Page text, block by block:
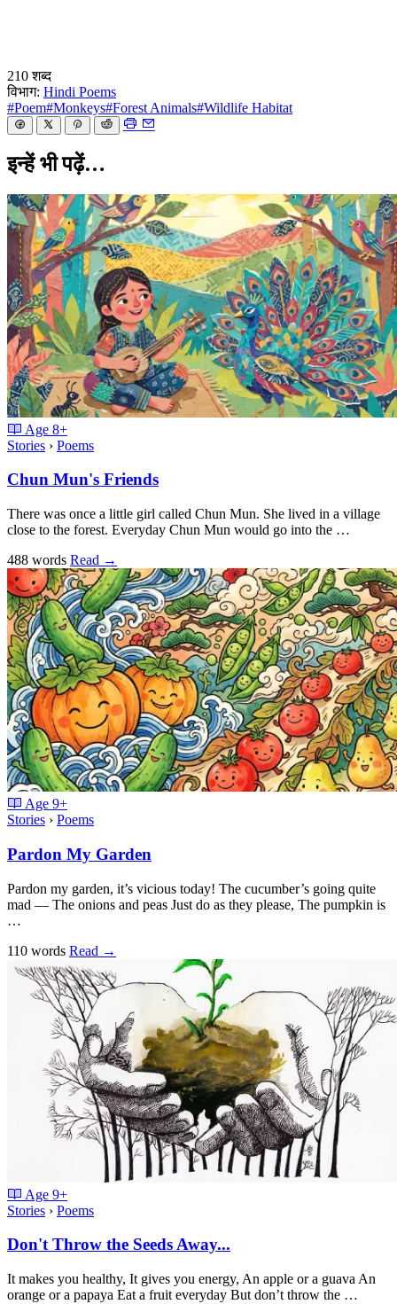
210 शब्द
विभाग: Hindi Poems
#Poem#Monkeys#Forest Animals#Wildlife Habitat
इन्हें भी पढ़ें…
Age 8+
Stories › Poems
Chun Mun's Friends
There was once a little girl called Chun Mun. She lived in a village
close to the forest. Everyday Chun Mun would go into the …
488 words Read →
Age 9+
Stories › Poems
Pardon My Garden
Pardon my garden, it’s vicious today! The cucumber’s going quite
mad — The onions and peas Just do as they please, The pumpkin is
…
110 words Read →
Age 9+
Stories › Poems
Don't Throw the Seeds Away...
It makes you healthy, It gives you energy, An apple or a guava An
orange or a papaya Eat a fruit everyday But don’t throw the …